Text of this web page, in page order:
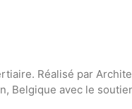
Réalisé par
Belgique avec le